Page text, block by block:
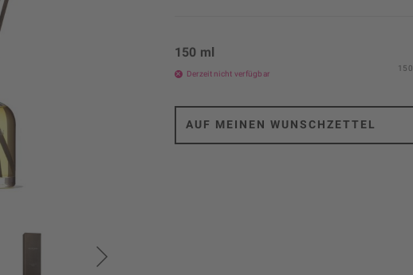
150 ml
Derzeit nicht verfügbar
AUF MEINEN WUNSCHZETTEL